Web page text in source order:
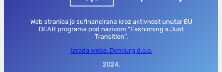
Web stranica je sufinancirana kroz aktivnost unutar EU
DEAR programa pod nazivom “Fashioning a Just
Transition”.
Izrada weba: Demiurg d.o.o.
2024.